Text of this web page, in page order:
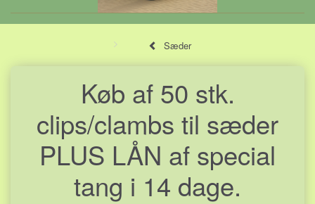
Sæder
Køb af 50 stk.
clips/clambs til sæder
PLUS LÅN af special
tang i 14 dage.